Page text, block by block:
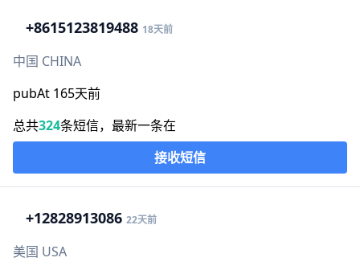
+8615123819488 18天前
中国 CHINA
pubAt 165天前
总共324条短信，最新一条在
接收短信
+12828913086 22天前
美国 USA